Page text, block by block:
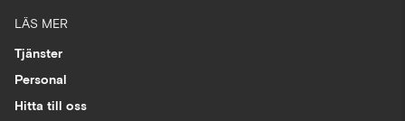
LÄS MER
Tjänster
Personal
Hitta till oss